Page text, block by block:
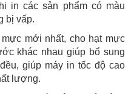
in các sản phẩm có màu
bị vấp.
mới nhất, cho hạt mực
khác nhau giúp bổ sung
giúp máy in tốc độ cao
lượng.